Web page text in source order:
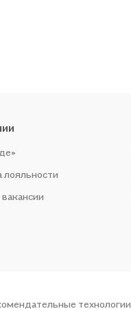
лояльности
технологии